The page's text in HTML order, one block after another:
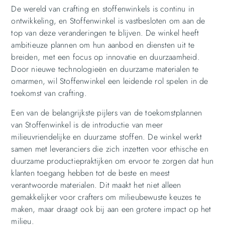
De wereld van crafting en stoffenwinkels is continu in
ontwikkeling, en Stoffenwinkel is vastbesloten om aan de
top van deze veranderingen te blijven. De winkel heeft
ambitieuze plannen om hun aanbod en diensten uit te
breiden, met een focus op innovatie en duurzaamheid.
Door nieuwe technologieën en duurzame materialen te
omarmen, wil Stoffenwinkel een leidende rol spelen in de
toekomst van crafting.
Een van de belangrijkste pijlers van de toekomstplannen
van Stoffenwinkel is de introductie van meer
milieuvriendelijke en duurzame stoffen. De winkel werkt
samen met leveranciers die zich inzetten voor ethische en
duurzame productiepraktijken om ervoor te zorgen dat hun
klanten toegang hebben tot de beste en meest
verantwoorde materialen. Dit maakt het niet alleen
gemakkelijker voor crafters om milieubewuste keuzes te
maken, maar draagt ook bij aan een grotere impact op het
milieu.